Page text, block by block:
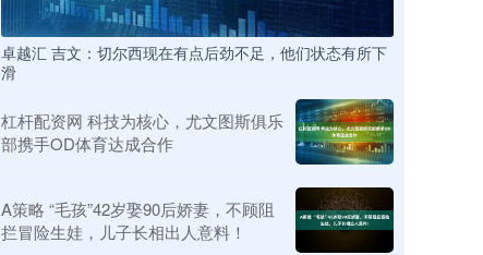
卓越汇 吉文：切尔西现在有点后劲不足，他们状态有所下
滑
杠杆配资网 科技为核心，尤文图斯俱乐
部携手OD体育达成合作
A策略 “毛孩”42岁娶90后娇妻，不顾阻
拦冒险生娃，儿子长相出人意料！